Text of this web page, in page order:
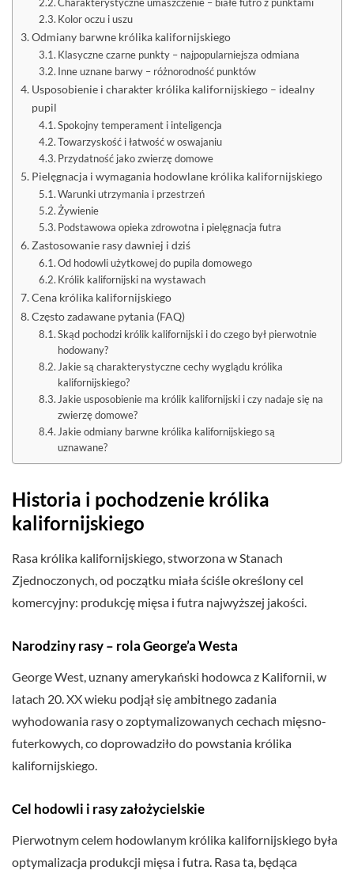
Kolor oczu i uszu
Odmiany barwne królika kalifornijskiego
Klasyczne czarne punkty – najpopularniejsza odmiana
Inne uznane barwy – różnorodność punktów
Usposobienie i charakter królika kalifornijskiego – idealny
pupil
Spokojny temperament i inteligencja
Towarzyskość i łatwość w oswajaniu
Przydatność jako zwierzę domowe
Pielęgnacja i wymagania hodowlane królika kalifornijskiego
Warunki utrzymania i przestrzeń
Żywienie
Podstawowa opieka zdrowotna i pielęgnacja futra
Zastosowanie rasy dawniej i dziś
Od hodowli użytkowej do pupila domowego
Królik kalifornijski na wystawach
Cena królika kalifornijskiego
Często zadawane pytania (FAQ)
Skąd pochodzi królik kalifornijski i do czego był pierwotnie
hodowany?
Jakie są charakterystyczne cechy wyglądu królika
kalifornijskiego?
Jakie usposobienie ma królik kalifornijski i czy nadaje się na
zwierzę domowe?
Jakie odmiany barwne królika kalifornijskiego są
uznawane?
Historia i pochodzenie królika
kalifornijskiego
Rasa królika kalifornijskiego, stworzona w Stanach
Zjednoczonych, od początku miała ściśle określony cel
komercyjny: produkcję mięsa i futra najwyższej jakości.
Narodziny rasy – rola George’a Westa
George West, uznany amerykański hodowca z Kalifornii, w
latach 20. XX wieku podjął się ambitnego zadania
wyhodowania rasy o zoptymalizowanych cechach mięsno-
futerkowych, co doprowadziło do powstania królika
kalifornijskiego.
Cel hodowli i rasy założycielskie
Pierwotnym celem hodowlanym królika kalifornijskiego była
optymalizacja produkcji mięsa i futra. Rasa ta, będąca